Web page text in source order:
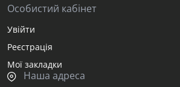
Особистий кабінет
Увійти
Реєстрація
Мої закладки
Наша адреса